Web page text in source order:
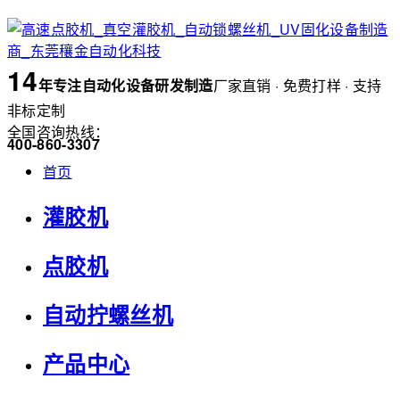
14年专注自动化设备研发制造厂家直销 · 免费打样 · 支持
非标定制
全国咨询热线：
400-860-3307
首页
灌胶机
点胶机
自动拧螺丝机
产品中心